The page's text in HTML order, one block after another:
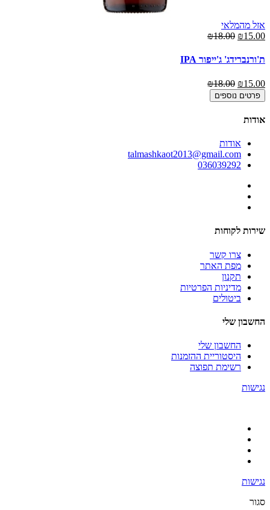
אזל מהמלאי
₪15.00
₪18.00
ת'ורנברידג' ג'ייפור IPA
₪15.00
₪18.00
פרטים נוספים
אודות
אודות
talmashkaot2013@gmail.com
036039292
שירות לקוחות
צרו קשר
מפת האתר
תקנון
מדיניות הפרטיות
ביטולים
החשבון שלי
החשבון שלי
היסטוריית ההזמנות
רשימת תפוצה
נגישות
נגישות
סגור